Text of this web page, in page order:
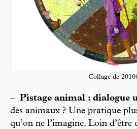
Collage de
– Pistage animal : dialogue
des animaux ? Une pratique
qu’on ne l’imagine. Loin d’être